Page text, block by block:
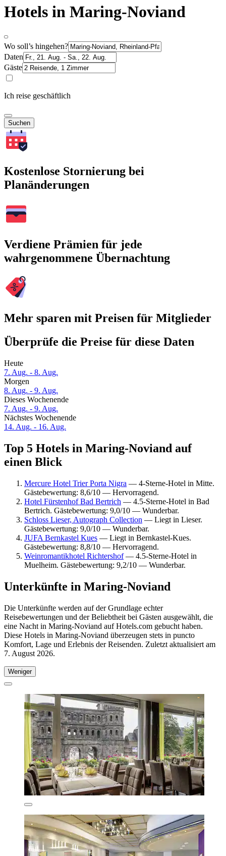
Hotels in Maring-Noviand
Wo soll’s hingehen?
Daten
Gäste
Ich reise geschäftlich
Suchen
Kostenlose Stornierung bei
Planänderungen
Verdiene Prämien für jede
wahrgenommene Übernachtung
Mehr sparen mit Preisen für Mitglieder
Überprüfe die Preise für diese Daten
Heute
7. Aug. - 8. Aug.
Morgen
8. Aug. - 9. Aug.
Dieses Wochenende
7. Aug. - 9. Aug.
Nächstes Wochenende
14. Aug. - 16. Aug.
Top 5 Hotels in Maring-Noviand auf
einen Blick
Mercure Hotel Trier Porta Nigra — 4-Sterne-Hotel in Mitte.
Gästebewertung: 8,6/10 — Hervorragend.
Hotel Fürstenhof Bad Bertrich — 4.5-Sterne-Hotel in Bad
Bertrich. Gästebewertung: 9,0/10 — Wunderbar.
Schloss Lieser, Autograph Collection — Liegt in Lieser.
Gästebewertung: 9,0/10 — Wunderbar.
JUFA Bernkastel Kues — Liegt in Bernkastel-Kues.
Gästebewertung: 8,8/10 — Hervorragend.
Weinromantikhotel Richtershof— 4.5-Sterne-Hotel in
Muelheim. Gästebewertung: 9,2/10 — Wunderbar.
Unterkünfte in Maring-Noviand
Die Unterkünfte werden auf der Grundlage echter
Reisebewertungen und der Beliebtheit bei Gästen ausgewählt, die
eine Nacht in Maring-Noviand auf Hotels.com gebucht haben.
Diese Hotels in Maring-Noviand überzeugen stets in puncto
Komfort, Lage und Erlebnis der Reisenden. Zuletzt aktualisiert am
7. August 2026.
Weniger